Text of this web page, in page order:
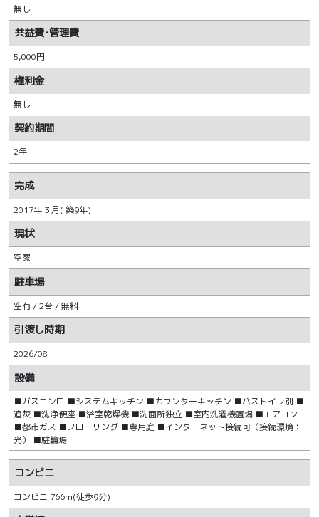
無し
共益費･管理費
5,000円
権利金
無し
契約期間
2年
完成
2017年 3 月( 築9年)
現状
空家
駐車場
空有 / 2台 / 無料
引渡し時期
2026/08
設備
■ガスコンロ ■システムキッチン ■カウンターキッチン ■バストイレ別 ■
追焚 ■洗浄便座 ■浴室乾燥機 ■洗面所独立 ■室内洗濯機置場 ■エアコン
■都市ガス ■フローリング ■専用庭 ■インターネット接続可（接続環境：
光） ■駐輪場
コンビニ
コンビニ 766m(徒歩9分)